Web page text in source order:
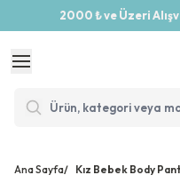
2000 ₺ ve Üzeri
Ana Sayfa/ Kız Bebek Body